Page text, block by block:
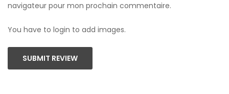
navigateur pour mon prochain commentaire.
You have to login to add images.
SUBMIT REVIEW